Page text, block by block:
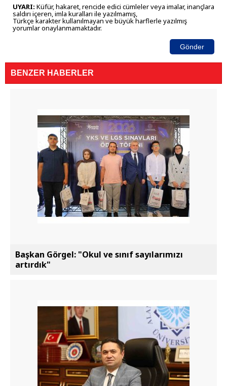
UYARI: Küfür, hakaret, rencide edici cümleler veya imalar, inançlara
saldırı içeren, imla kuralları ile yazılmamış,
Türkçe karakter kullanılmayan ve büyük harflerle yazılmış
yorumlar onaylanmamaktadır.
Gönder
BENZER HABERLER
Başkan Görgel: "Okul ve sınıf sayılarımızı
artırdık"